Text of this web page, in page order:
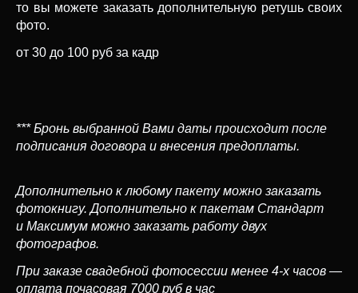
то вы можете заказать дополнительную ретушь своих
фото.
от 30 до 100 руб за кадр
*** Бронь выбранной Вами даты происходит после
подписания договора и внесения предоплаты.
Дополнительно к любому пакету можно заказать
фотокнигу. Дополнительно к пакетам Стандарт
и Максимум можно заказать работу двух
фотографов.
При заказе свадебной фотосессии менее 4-х часов —
оплата почасовая 7000 руб в час